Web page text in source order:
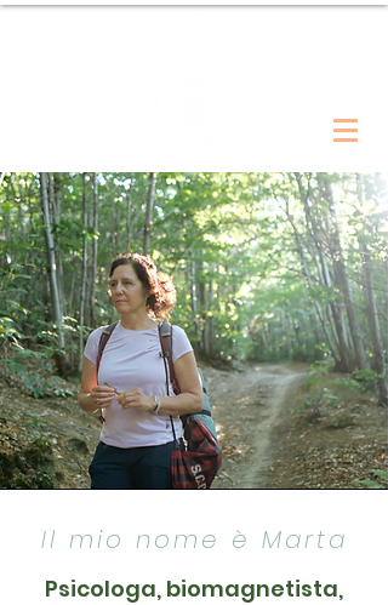
Psicologa, biomagnetista,
Il mio nome è Marta